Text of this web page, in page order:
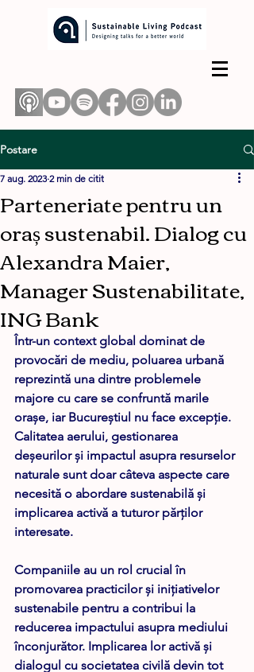
Postare
Parteneriate pentru un
oraș sustenabil. Dialog cu
Alexandra Maier,
Manager Sustenabilitate,
ING Bank
7 aug. 2023 2 min de citit
Într-un context global dominat de
provocări de mediu, poluarea urbană
reprezintă una dintre problemele
majore cu care se confruntă marile
orașe, iar Bucureștiul nu face excepție.
Calitatea aerului, gestionarea
deșeurilor și impactul asupra resurselor
naturale sunt doar câteva aspecte care
necesită o abordare sustenabilă și
implicarea activă a tuturor părților
interesate.
Companiile au un rol crucial în
promovarea practicilor și inițiativelor
sustenabile pentru a contribui la
reducerea impactului asupra mediului
înconjurător. Implicarea lor activă și
dialogul cu societatea civilă devin tot